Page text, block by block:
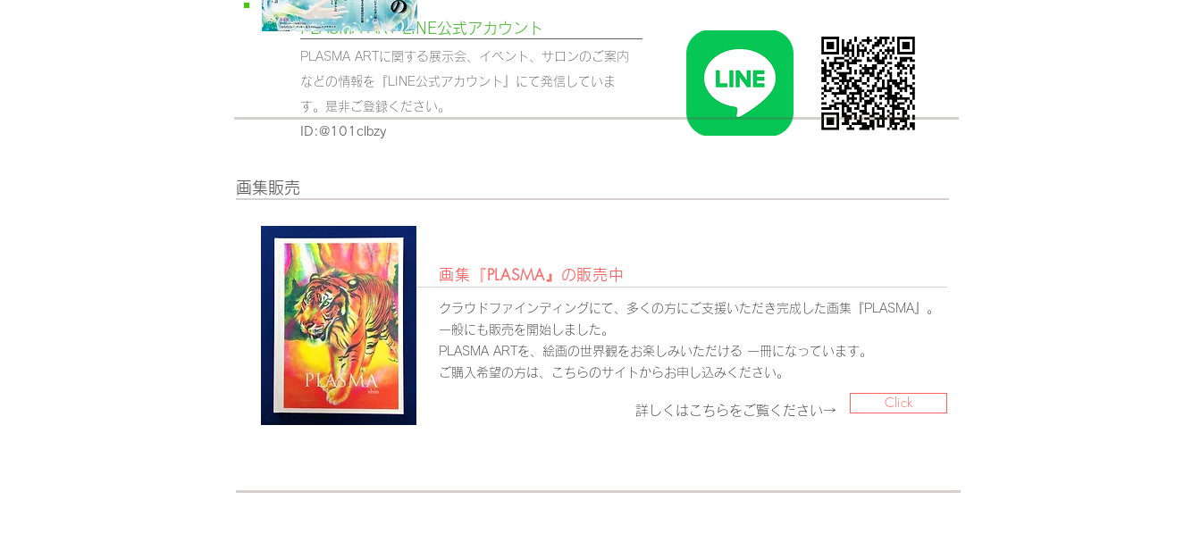
PLASMA ART LINE公式アカウント
PLASMA ARTに関する展示会、イベント、サロンのご案内
などの情報を『LINE公式アカウント』にて発信していま
す。 ​是非ご登録ください。
​ID:@101clbzy
​画集販売
画集『PLASMA』 の販売中
クラウドファインディングにて、多くの方にご支援いただき完成した画集『PLASMA』。
一般にも販売を開始しました。
PLASMA ARTを、絵画の世界観をお楽しみいただける 一冊になっています。
ご購入希望の方は、こちらのサイトからお申し込みください。
詳しくはこちらをご覧ください→ Click